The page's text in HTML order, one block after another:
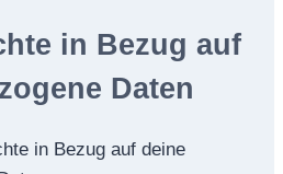
in Bezug auf
Daten
in Bezug auf deine